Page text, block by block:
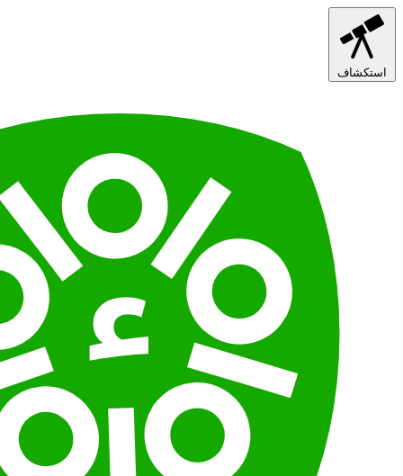
استكشاف